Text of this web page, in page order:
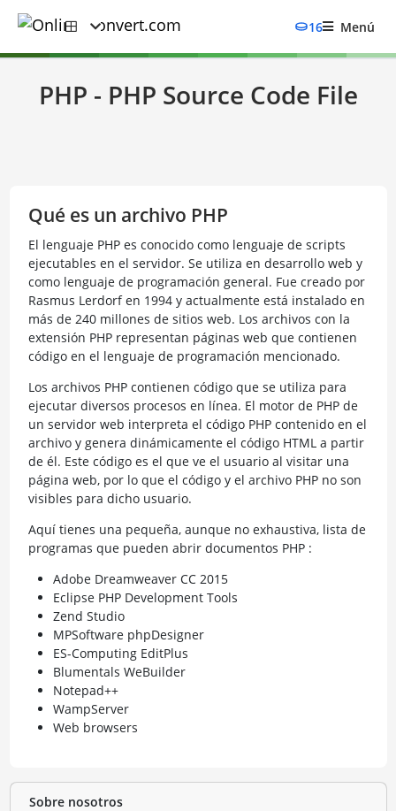
16 Menú
PHP - PHP Source Code File
Qué es un archivo PHP
El lenguaje PHP es conocido como lenguaje de scripts
ejecutables en el servidor. Se utiliza en desarrollo web y
como lenguaje de programación general. Fue creado por
Rasmus Lerdorf en 1994 y actualmente está instalado en
más de 240 millones de sitios web. Los archivos con la
extensión PHP representan páginas web que contienen
código en el lenguaje de programación mencionado.
Los archivos PHP contienen código que se utiliza para
ejecutar diversos procesos en línea. El motor de PHP de
un servidor web interpreta el código PHP contenido en el
archivo y genera dinámicamente el código HTML a partir
de él. Este código es el que ve el usuario al visitar una
página web, por lo que el código y el archivo PHP no son
visibles para dicho usuario.
Aquí tienes una pequeña, aunque no exhaustiva, lista de
programas que pueden abrir documentos PHP :
Adobe Dreamweaver CC 2015
Eclipse PHP Development Tools
Zend Studio
MPSoftware phpDesigner
ES-Computing EditPlus
Blumentals WeBuilder
Notepad++
WampServer
Web browsers
Sobre nosotros